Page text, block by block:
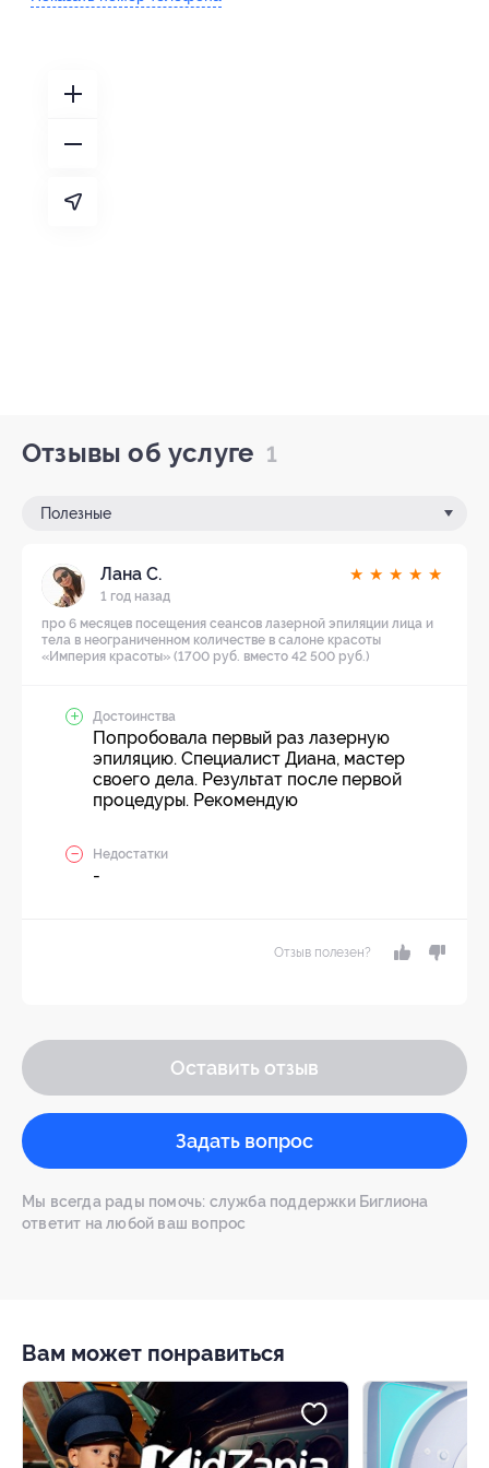
Отзывы об услуге 1
Полезные
Лана С.
1 год назад
★ ★ ★ ★ ★
про 6 месяцев посещения сеансов лазерной эпиляции лица и
тела в неограниченном количестве в салоне красоты
«Империя красоты» (1700 руб. вместо 42 500 руб.)
Достоинства
Попробовала первый раз лазерную
эпиляцию. Специалист Диана, мастер
своего дела. Результат после первой
процедуры. Рекомендую
Недостатки
-
Отзыв полезен?
Оставить отзыв
Задать вопрос
Мы всегда рады помочь: служба поддержки Биглиона
ответит на любой ваш вопрос
Вам может понравиться